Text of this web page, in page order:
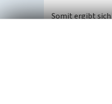
Somit ergibt
Notkirche
Erster
Dritter,
Sankt Theodor
bearbeitet eine